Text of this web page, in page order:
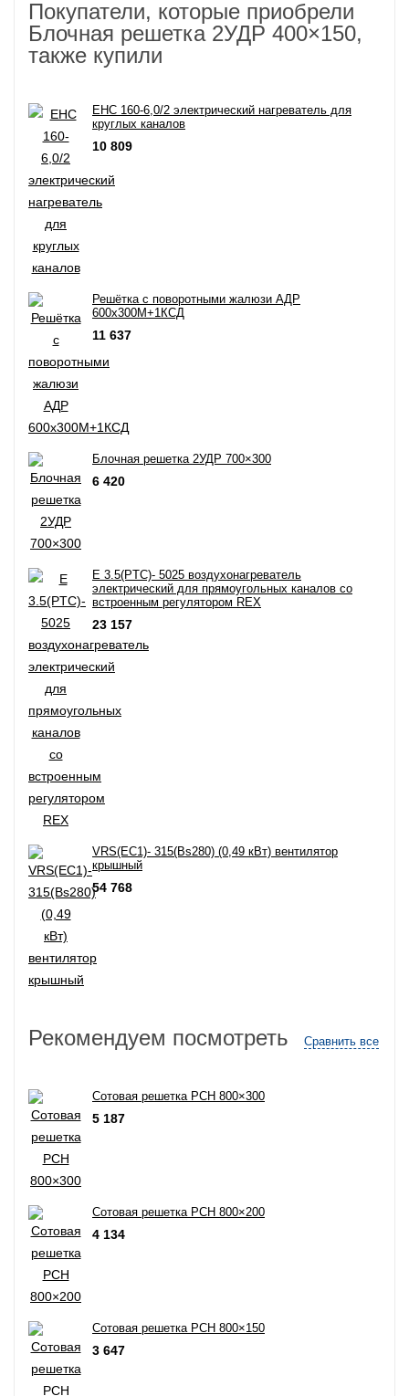
Покупатели, которые приобрели
Блочная решетка 2УДР 400×150,
также купили
EHC 160-6,0/2 электрический нагреватель для
круглых каналов
10 809
Решётка с поворотными жалюзи АДР
600х300M+1КСД
11 637
Блочная решетка 2УДР 700×300
6 420
E 3.5(PTC)- 5025 воздухонагреватель
электрический для прямоугольных каналов со
встроенным регулятором REX
23 157
VRS(EC1)- 315(Bs280) (0,49 кВт) вентилятор
крышный
54 768
Рекомендуем посмотреть Сравнить все
Сотовая решетка РСН 800×300
5 187
Сотовая решетка РСН 800×200
4 134
Сотовая решетка РСН 800×150
3 647